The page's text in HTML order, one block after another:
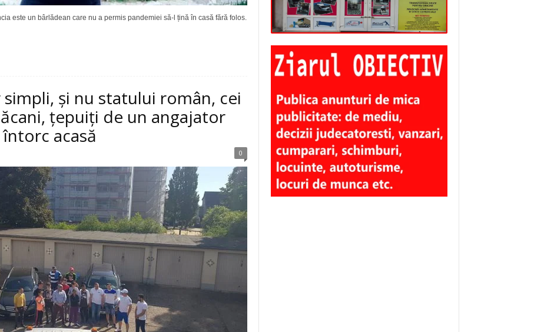
este un bârlădean care nu a permis pandemiei să-l țină în casă fără folos.
și nu statului român, cei
țepuiți de un angajator
acasă
0